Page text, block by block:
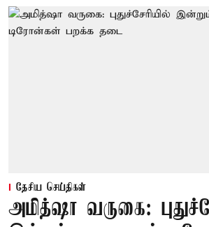
தேசிய செய்திகள்
அமித்ஷா வருகை: